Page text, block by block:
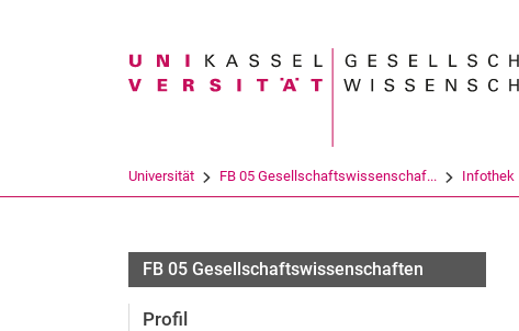
Suchbegriff
Universität FB 05 Gesellschaftswissenschaf... Infothek
FB 05 Gesellschaftswissenschaften
Profil